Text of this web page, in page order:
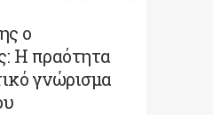
ο
Η πραότητα
γνώρισμα